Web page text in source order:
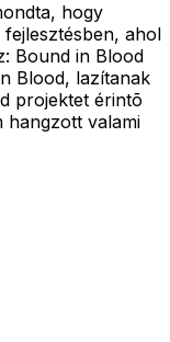
hogy
ahol
Bound in Blood
Blood, lazítanak
projektet érintõ
hangzott valami